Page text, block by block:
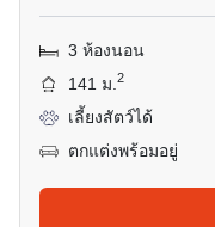
3 ห้องนอน
141 ม.2
เลี้ยงสัตว์ได้
ตกแต่งพร้อมอยู่